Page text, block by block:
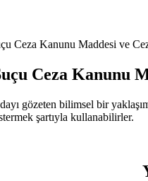
Ceza Kanunu Maddesi ve
Ceza Kanunu
gözeten bilimsel bir
şartıyla kullanabilirler.